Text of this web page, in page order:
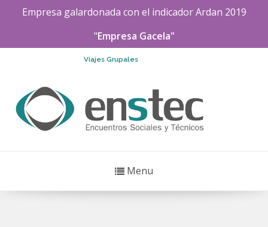
Empresa galardonada con el indicadorArdan 2019
"Empresa Gacela"
Viajes Grupales
Menu